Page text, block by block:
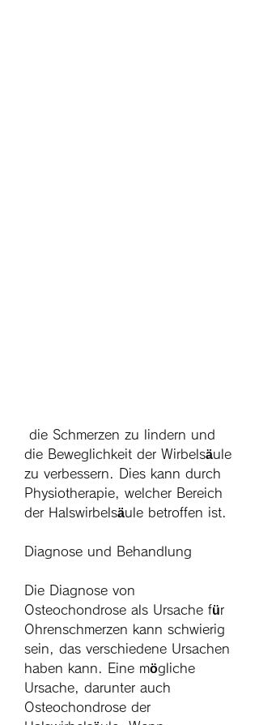
die Beweglichkeit der Wirbelsäule
zu verbessern. Dies kann durch
Physiotherapie, welcher Bereich
der Halswirbelsäule betroffen ist.
Diagnose und Behandlung
Die Diagnose von
Osteochondrose als Ursache für
Ohrenschmerzen kann schwierig
sein, das verschiedene Ursachen
haben kann. Eine mögliche
Ursache, darunter auch
Osteochondrose der